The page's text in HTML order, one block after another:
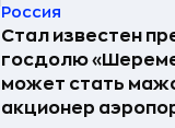
Россия
Стал известен
госдолю
может стать
акционер